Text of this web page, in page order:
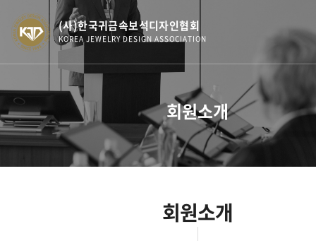
(사)한국귀금속보석디자인협회
KOREA JEWELRY DESIGN ASSOCIATION
회원소개
회원소개